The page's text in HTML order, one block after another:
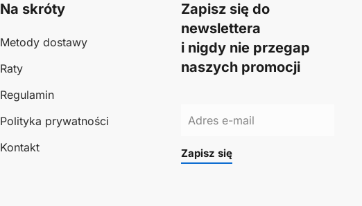
Na skróty
Metody dostawy
Raty
Regulamin
Polityka prywatności
Kontakt
Zapisz się do
newslettera
i nigdy nie przegap
naszych promocji
Zapisz się